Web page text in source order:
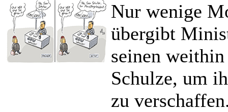
Nur wenige
übergibt
seinen
Schulze, um
zu